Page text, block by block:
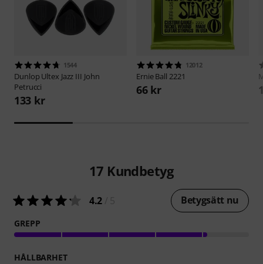
1544
Dunlop Ultex Jazz III John
Petrucci
133 kr
12012
Ernie Ball 2221
66 kr
17 Kundbetyg
4.2 Betygsätt nu
GREPP
HÅLLBARHET